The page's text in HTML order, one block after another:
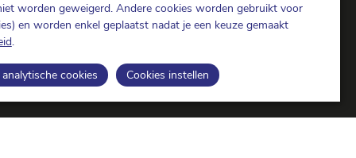
worden geweigerd. Andere cookies worden gebruikt voor
en worden enkel geplaatst nadat je een keuze gemaakt
.
cookies Cookies instellen
op LinkedIn